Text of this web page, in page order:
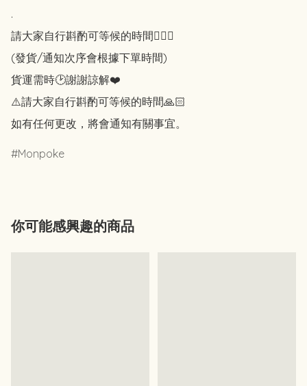
.
請大家自行斟酌可等候的時間🙇🏻‍♀️
(發貨/通知次序會根據下單時間)
貨運需時🕑謝謝諒解❤️
⚠️請大家自行斟酌可等候的時間🙏🏻
如有任何更改，將會通知有關事宜。
Monpoke
你可能感興趣的商品